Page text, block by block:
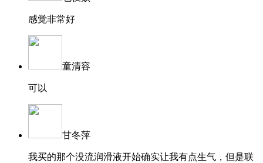
感觉非常好
童清容
可以
甘冬萍
我买的那个没流润滑液开始确实让我有点生气，但是联